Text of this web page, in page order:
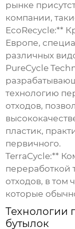
рынке
компании,
EcoRecycle:**
Европе,
различных
PureCycle
технологию
отходов,
пластик,
первичного.
TerraCycle:**
переработкой
отходов, в том
которые
Технологии
бутылок